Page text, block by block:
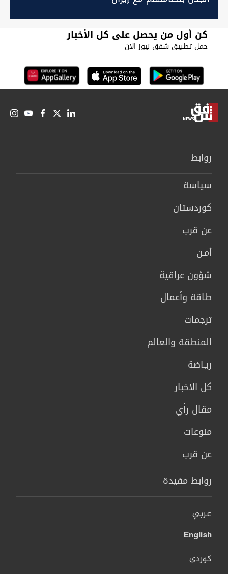
كن أول من يحصل على كل الأخبار
حمل تطبيق شفق نيوز الان
روابط
سیاسة
كوردستان
عن قرب
أمـن
شؤون عراقية
طاقة وأعمال
ترجمات
المنطقة والعالم
ريـاضة
كل الاخبار
مقال رأي
منوعات
عن قرب
روابط مفيدة
عربي
English
کوردی